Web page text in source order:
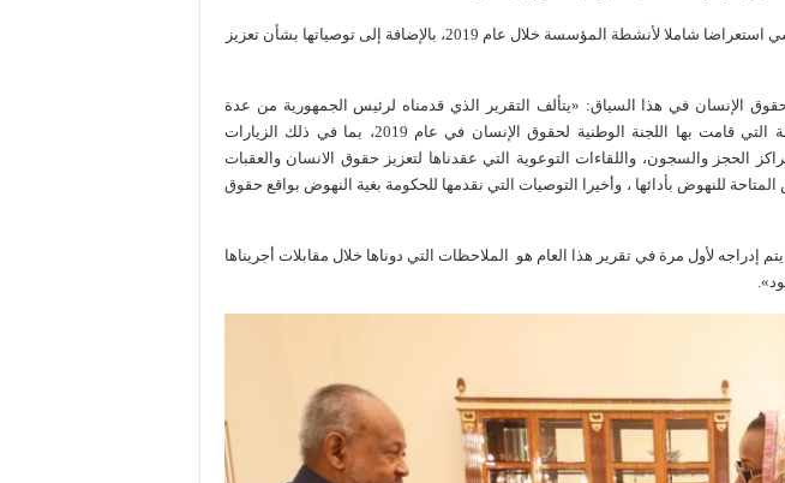
ويضم هذا التقرير بشكل رئيسي استعراضا شاملا لأنشطة المؤسسة خلال عام 2019، بالإضافة إلى توصياتها بشأن تعزيز
الإنسان في هذا السياق: «يتألف التقرير الذي قدمناه لرئيس الجمهورية من عدة
محاور رئيسية أبرزها الأنشطة التي قامت بها اللجنة الوطنية لحقوق الإنسان في عام 2019، بما في ذلك الزيارات
مراكز الحجز والسجون، واللقاءات التوعوية التي عقدناها لتعزيز حقوق الانسان والعقبات
للنهوض بأدائها ، وأخيرا التوصيات التي نقدمها للحكومة بغية النهوض بواقع حقوق
إدراجه لأول مرة في تقرير هذا العام هو الملاحظات التي دوناها خلال مقابلات أجريناها